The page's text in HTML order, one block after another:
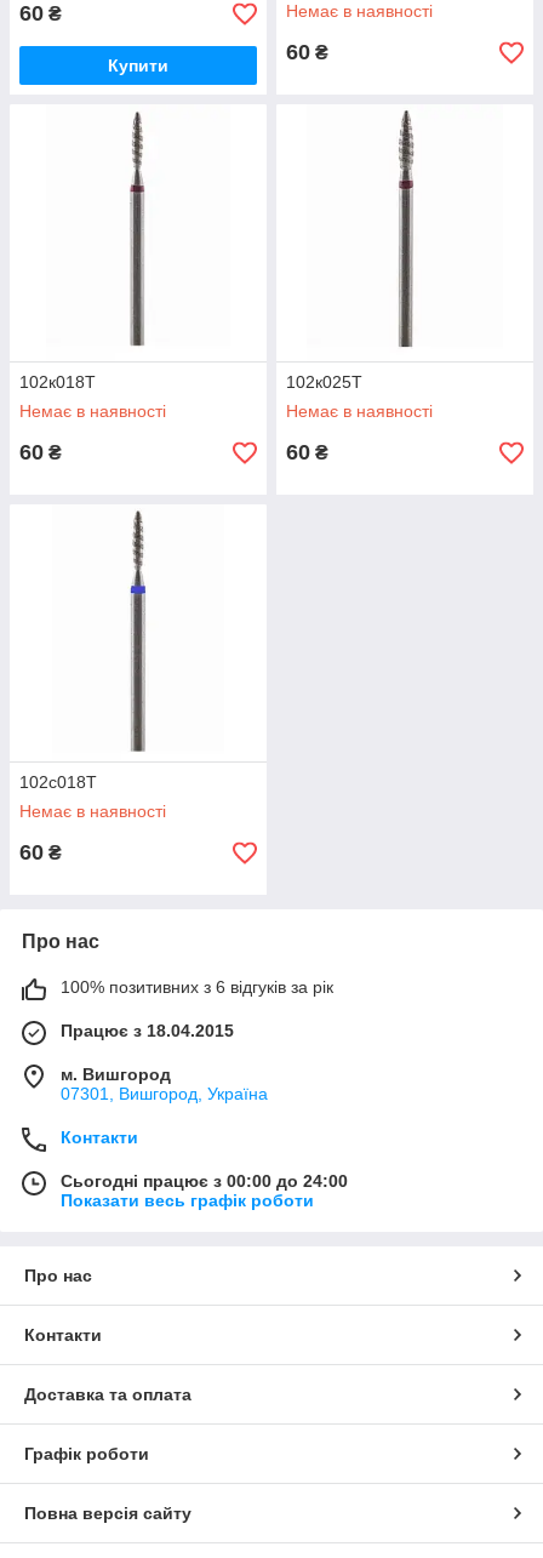
60 ₴
Купити
Немає в наявності
60 ₴
102к018Т
Немає в наявності
60 ₴
102к025Т
Немає в наявності
60 ₴
102с018Т
Немає в наявності
60 ₴
Про нас
100% позитивних з 6 відгуків за рік
Працює з 18.04.2015
м. Вишгород
07301, Вишгород, Україна
Контакти
Сьогодні працює з 00:00 до 24:00
Показати весь графік роботи
Про нас
Контакти
Доставка та оплата
Графік роботи
Повна версія сайту